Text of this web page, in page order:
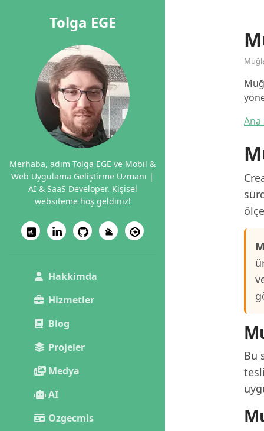
Tolga EGE
Merhaba, adım Tolga EGE ve Mobil &
Web Uygulama Geliştirme Uzmanı |
AI & SaaS Developer. Kişisel
websiteme hoş geldiniz!
Hakkimda
Hizmetler
Blog
Projeler
Medya
AI
Ozgecmis
Ana
Bu